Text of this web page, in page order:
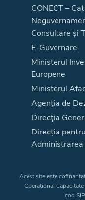
CONECT –
Consultare și
E-Guvernare
Ministerul
Europene
Ministerul
Agenţia de
Direcţia
Direcția
Administrarea
Acest site este
Operațional
cod